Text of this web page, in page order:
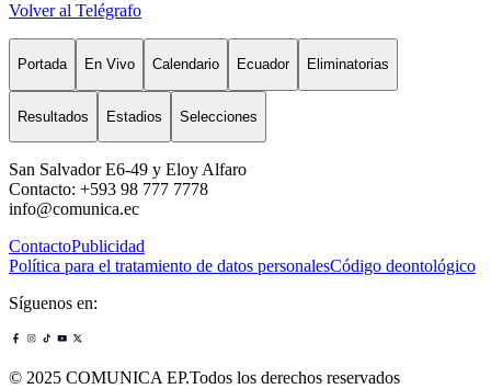
Volver al Telégrafo
Portada En Vivo Calendario Ecuador Eliminatorias
Resultados Estadios Selecciones
San Salvador E6-49 y Eloy Alfaro
Contacto: +593 98 777 7778
info@comunica.ec
ContactoPublicidad
Política para el tratamiento de datos personalesCódigo deontológico
Síguenos en:
© 2025 COMUNICA EP.Todos los derechos reservados